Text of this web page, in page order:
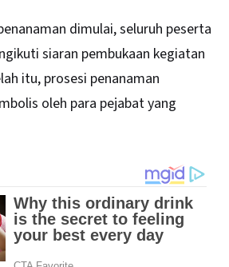
dimulai, seluruh peserta
siaran pembukaan kegiatan
itu, prosesi penanaman
oleh para pejabat yang